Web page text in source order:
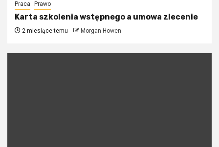
Praca Prawo
Karta szkolenia wstępnego a umowa zlecenie
2 miesiące temu Morgan Howen